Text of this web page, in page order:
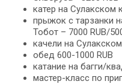
катер на Сулакcком
прыжок с тарзанки
Тобот – 7000 RUB/
качели на
обед 600-1000 RUB
катание на багги/
мастер-класс по